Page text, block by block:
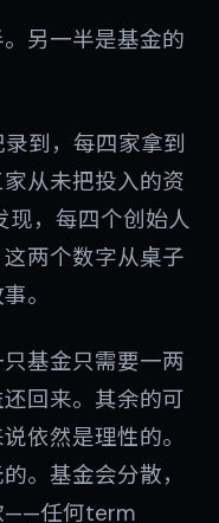
另一半是基金的
到，每四家拿到
从未把投入的资
现，每四个创始人
两个数字从桌子
。
基金只需要一两
回来。其余的可
依然是理性的。
。基金会分散，
——任何term